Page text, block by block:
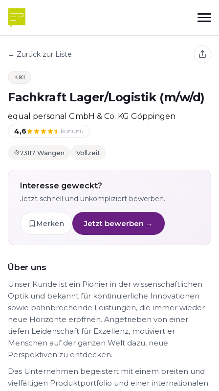
← Zurück zur Liste
KI
Fachkraft Lager/Logistik (m/w/d)
equal personal GmbH & Co. KG Göppingen
4,6 kununu
73117 Wangen Vollzeit
Interesse geweckt?
Jetzt schnell und unkompliziert bewerben.
Merken Jetzt bewerben →
Über uns
Unser Kunde ist ein Pionier in der wissenschaftlichen
Optik und bekannt für kontinuierliche Innovationen
sowie bahnbrechende Leistungen, die immer wieder
neue Horizonte eröffnen. Angetrieben von einer
tiefen Leidenschaft für Exzellenz, motiviert er
Menschen auf der ganzen Welt dazu, neue
Perspektiven zu entdecken.
Das Unternehmen begeistert mit einem breiten und
vielfältigen Produktportfolio und einer internationalen